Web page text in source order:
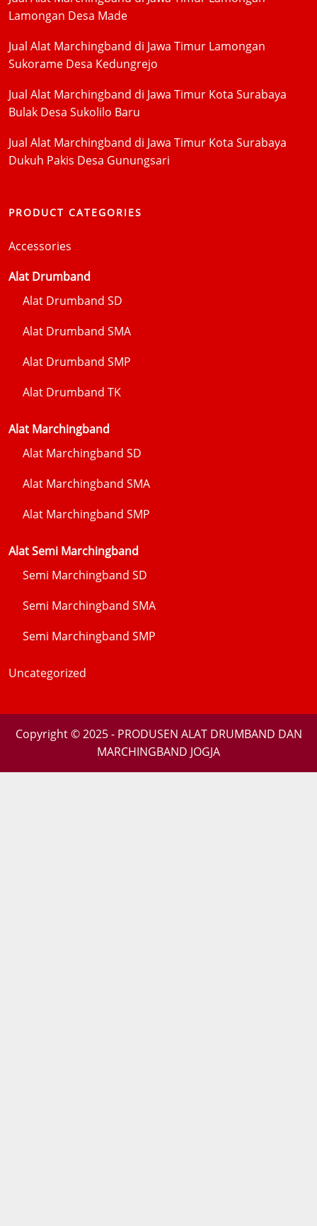
Lamongan Desa Made
Jual Alat Marchingband di Jawa Timur Lamongan
Sukorame Desa Kedungrejo
Jual Alat Marchingband di Jawa Timur Kota Surabaya
Bulak Desa Sukolilo Baru
Jual Alat Marchingband di Jawa Timur Kota Surabaya
Dukuh Pakis Desa Gunungsari
PRODUCT CATEGORIES
Accessories
Alat Drumband
Alat Drumband SD
Alat Drumband SMA
Alat Drumband SMP
Alat Drumband TK
Alat Marchingband
Alat Marchingband SD
Alat Marchingband SMA
Alat Marchingband SMP
Alat Semi Marchingband
Semi Marchingband SD
Semi Marchingband SMA
Semi Marchingband SMP
Uncategorized
Copyright © 2025 - PRODUSEN ALAT DRUMBAND DAN
MARCHINGBAND JOGJA